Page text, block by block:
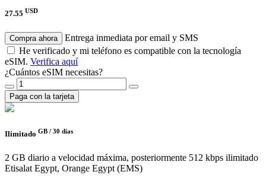
27.55 USD
Compra ahora
Entrega inmediata por email y SMS
He verificado y mi teléfono es compatible con la tecnología
eSIM. Verifica aquí
¿Cuántos eSIM necesitas?
Paga con la tarjeta
Ilimitado GB / 30 días
2 GB diario a velocidad máxima, posteriormente 512 kbps ilimitado
Etisalat Egypt, Orange Egypt (EMS)